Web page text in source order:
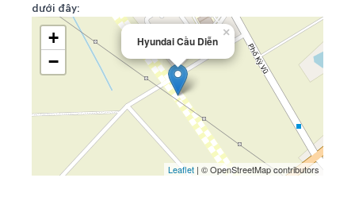
dưới đây:
Hyundai Cầu Diễn
×
+
−
Leaflet | © OpenStreetMap contributors